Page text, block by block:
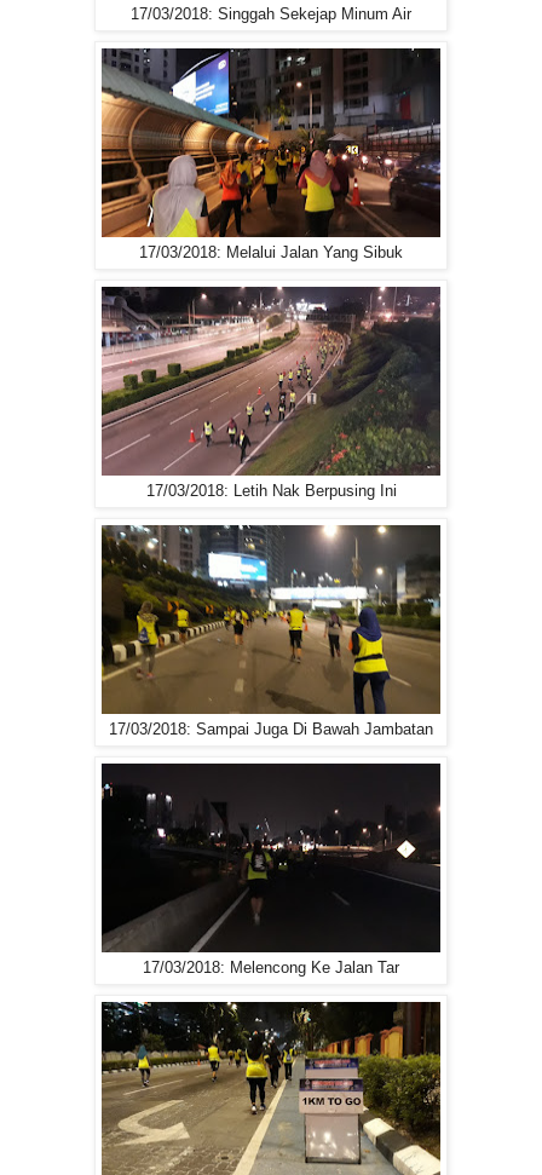
17/03/2018: Singgah Sekejap Minum Air
17/03/2018: Melalui Jalan Yang Sibuk
17/03/2018: Letih Nak Berpusing Ini
17/03/2018: Sampai Juga Di Bawah Jambatan
17/03/2018: Melencong Ke Jalan Tar